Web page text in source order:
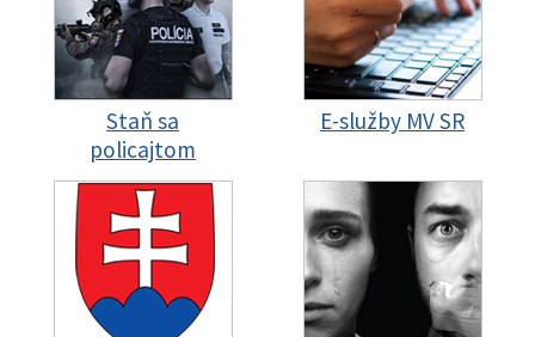
Staň sa
policajtom
E-služby MV SR